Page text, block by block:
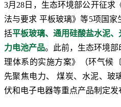
3月28日，生态环境部公开征求
法与要求 平板玻璃》等5项国
括平板玻璃、通用硅酸盐水泥
力电池产品。此前，生态环境
理体系的实施方案》（环气候
先聚焦电力、 煤炭、水泥、玻
伏和电子电器等重点产品制定发